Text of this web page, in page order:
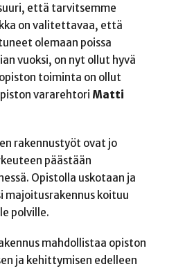
että tarvitsemme
on valitettavaa, että
olemaan poissa
vuoksi, on nyt ollut hyvä
toiminta on ollut
vararehtori Matti
rakennustyöt ovat jo
päästään
Opistolla uskotaan ja
majoitusrakennus koituu
polville.
mahdollistaa opiston
ja kehittymisen edelleen